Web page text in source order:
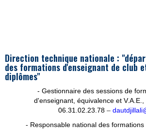
Direction technique nationale :
des formations d'enseignant de club
diplômes"
- Gestionnaire des sessions de
d'enseignant, équivalence et V.A.E.,
06.31.02.23.78 –
- Responsable national des formations